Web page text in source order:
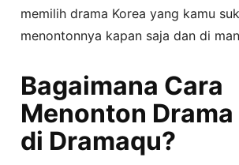
memilih drama Korea yang kamu
menontonnya kapan saja dan di
Bagaimana Cara
Menonton Drama
di Dramaqu?